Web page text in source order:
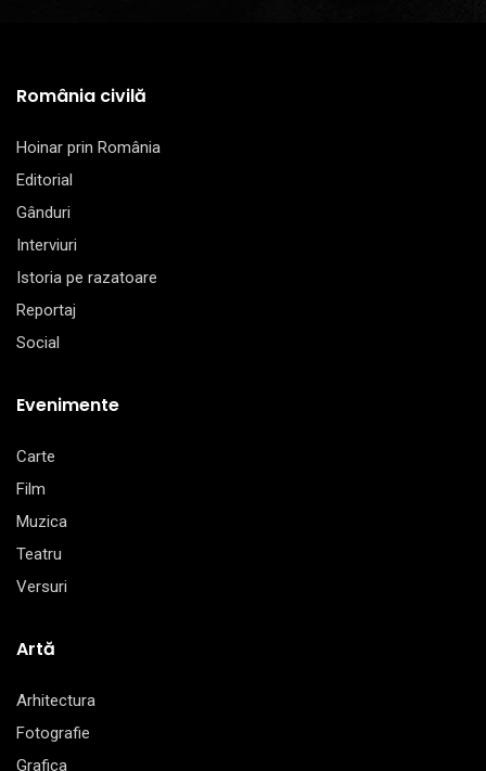
România civilă
Hoinar prin România
Editorial
Gânduri
Interviuri
Istoria pe razatoare
Reportaj
Social
Evenimente
Carte
Film
Muzica
Teatru
Versuri
Artă
Arhitectura
Fotografie
Grafica